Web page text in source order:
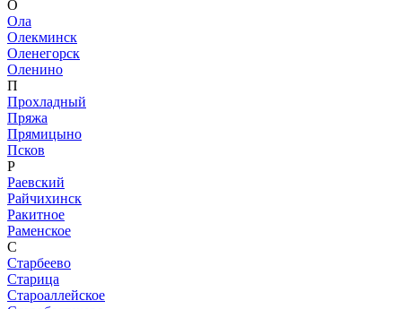
О
Ола
Олекминск
Оленегорск
Оленино
П
Прохладный
Пряжа
Прямицыно
Псков
Р
Раевский
Райчихинск
Ракитное
Раменское
С
Старбеево
Старица
Староаллейское